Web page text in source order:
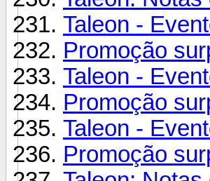
Taleon -
Promoção
Taleon -
Promoção
Taleon -
Promoção